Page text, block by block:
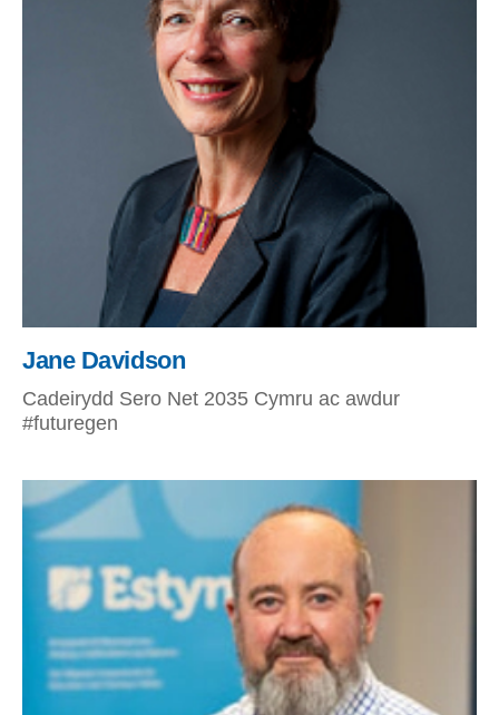
Jane Davidson
Cadeirydd Sero Net 2035 Cymru ac awdur
#futuregen